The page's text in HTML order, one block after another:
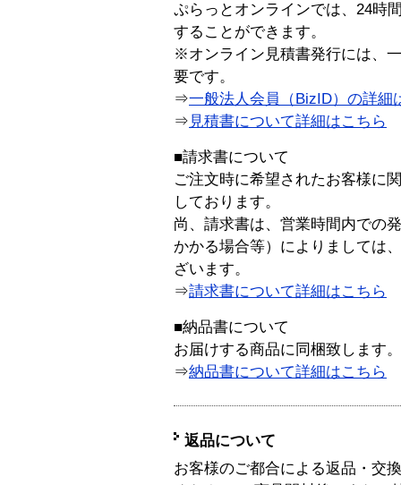
ぷらっとオンラインでは、24時
することができます。
※オンライン見積書発行には、
要です。
⇒一般法人会員（BizID）の詳細
⇒ 見積書について詳細はこちら
■請求書について
ご注文時に希望されたお客様に
しております。
尚、請求書は、営業時間内での
かかる場合等）によりましては
ざいます。
⇒請求書について詳細はこちら
■納品書について
お届けする商品に同梱致します。
⇒納品書について詳細はこちら
返品について
お客様のご都合による返品・交